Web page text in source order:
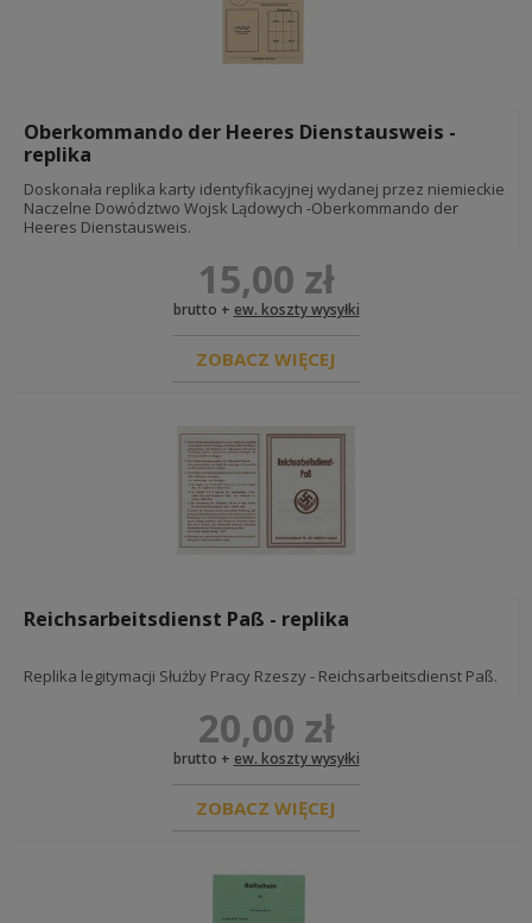
FARBY MILITARNE FOSCO
FARBY DORABIANE
CHEMIA DO SKÓR / BUTÓW
DIORAMY I EKSPOZYCJE
Oberkommando der Heeres Dienstausweis -
replika
Doskonała replika karty identyfikacyjnej wydanej przez niemieckie
Naczelne Dowództwo Wojsk Lądowych -Oberkommando der
Heeres Dienstausweis.
15,00 zł
brutto + ew. koszty wysyłki
ZOBACZ WIĘCEJ
Reichsarbeitsdienst Paß - replika
Replika legitymacji Służby Pracy Rzeszy - Reichsarbeitsdienst Paß.
20,00 zł
brutto + ew. koszty wysyłki
ZOBACZ WIĘCEJ